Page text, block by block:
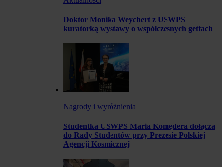
Doktor Monika Weychert z USWPS
kuratorką wystawy o współczesnych gettach
Nagrody i wyróżnienia
Studentka USWPS Maria Komędera dołącza
do Rady Studentów przy Prezesie Polskiej
Agencji Kosmicznej